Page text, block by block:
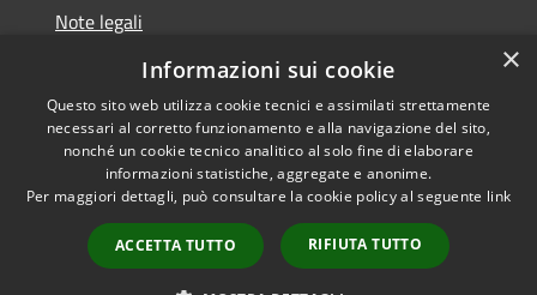
Note legali
Dichiarazione di accessibilità
Accessibilità
Copyright © 2020 •
Comune di Grugliasco •
Powered byMunicipium
×
Informazioni sui cookie
Questo sito web utilizza cookie tecnici e assimilati strettamente
necessari al corretto funzionamento e alla navigazione del sito,
nonché un cookie tecnico analitico al solo fine di elaborare
informazioni statistiche, aggregate e anonime.
Per maggiori dettagli, può consultare la cookie policy al seguente link
ACCETTA TUTTO RIFIUTA TUTTO